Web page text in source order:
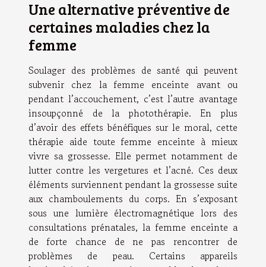
Une alternative préventive de
certaines maladies chez la
femme
Soulager des problèmes de santé qui peuvent
subvenir chez la femme enceinte avant ou
pendant l’accouchement, c’est l’autre avantage
insoupçonné de la photothérapie. En plus
d’avoir des effets bénéfiques sur le moral, cette
thérapie aide toute femme enceinte à mieux
vivre sa grossesse. Elle permet notamment de
lutter contre les vergetures et l’acné. Ces deux
éléments surviennent pendant la grossesse suite
aux chamboulements du corps. En s’exposant
sous une lumière électromagnétique lors des
consultations prénatales, la femme enceinte a
de forte chance de ne pas rencontrer de
problèmes de peau. Certains appareils